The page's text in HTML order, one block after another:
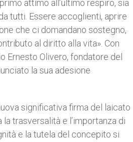
attimo all’ultimo respiro, sia
tutti. Essere accoglienti, aprire
che ci domandano sostegno,
al diritto alla vita». Con
Ernesto Olivero, fondatore del
la sua adesione
significativa firma del laicato
trasversalità e l’importanza di
e la tutela del concepito si